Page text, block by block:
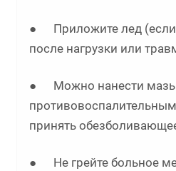
● Приложите лед (если
после нагрузки или
● Можно нанести мазь
принять
● Не грейте больное